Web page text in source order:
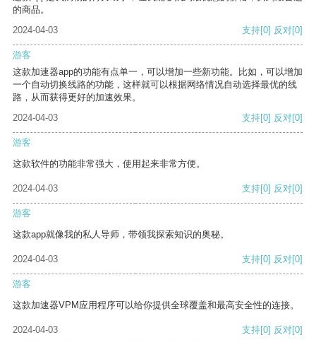
的商品。
2024-04-03
支持[0] 反对[0]
游客
这款加速器app的功能有点单一，可以增加一些新功能。比如，可以增加
一个自动切换线路的功能，这样就可以根据网络情况自动选择最优的线
路，从而获得更好的加速效果。
2024-04-03
支持[0] 反对[0]
游客
这款软件的功能非常强大，使用起来非常方便。
2024-04-03 支持[0] 反对[0]
游客
这款app就像我的私人导师，带领我探索知识的奥秘。
2024-04-03 支持[0] 反对[0]
游客
这款加速器VPM应用程序可以给你提供全球覆盖和最高安全性的连接。
2024-04-03 支持[0] 反对[0]